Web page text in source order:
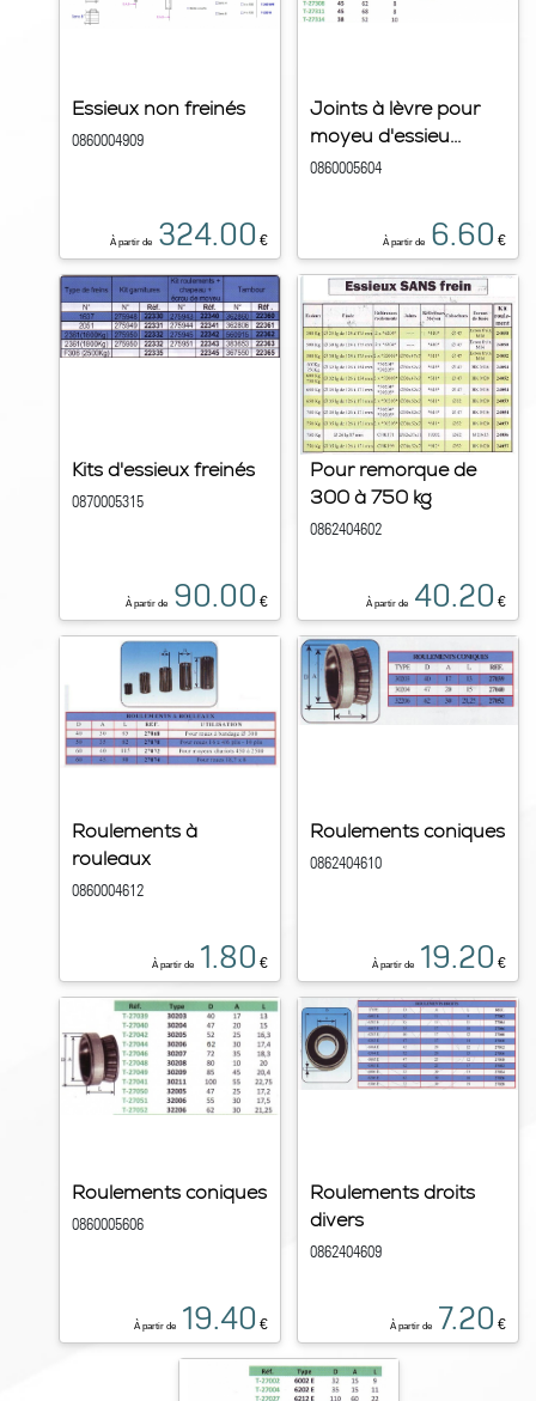
Essieux non freinés
0860004909
À partir de 324.00 €
Joints à lèvre pour
moyeu d'essieu...
0860005604
À partir de 6.60 €
Kits d'essieux freinés
0870005315
À partir de 90.00 €
Pour remorque de
300 à 750 kg
0862404602
À partir de 40.20 €
Roulements à
rouleaux
0860004612
À partir de 1.80 €
Roulements coniques
0862404610
À partir de 19.20 €
Roulements coniques
0860005606
À partir de 19.40 €
Roulements droits
divers
0862404609
À partir de 7.20 €